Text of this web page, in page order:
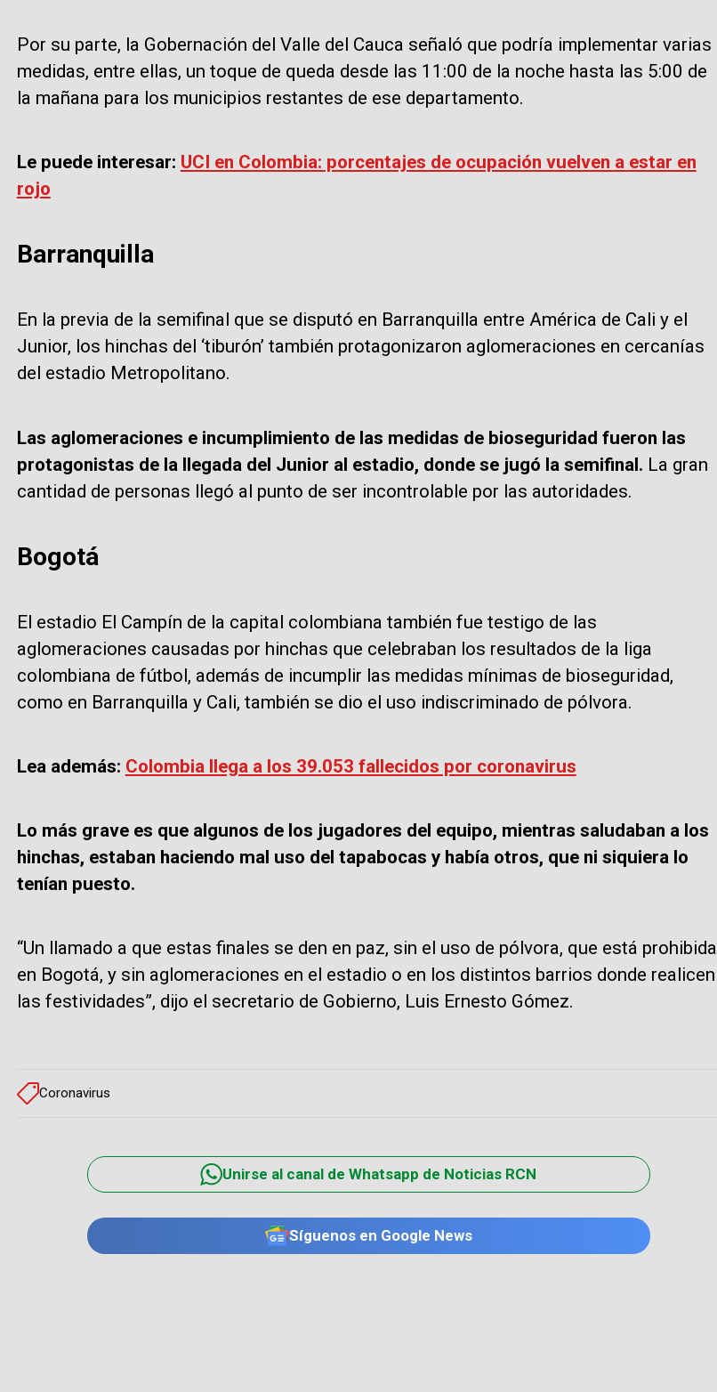
Por su parte, la Gobernación del Valle del Cauca señaló que podría implementar varias
medidas, entre ellas, un toque de queda desde las 11:00 de la noche hasta las 5:00 de
la mañana para los municipios restantes de ese departamento.
Le puede interesar: UCI en Colombia: porcentajes de ocupación vuelven a estar en
rojo
Barranquilla
En la previa de la semifinal que se disputó en Barranquilla entre América de Cali y el
Junior, los hinchas del ‘tiburón’ también protagonizaron aglomeraciones en cercanías
del estadio Metropolitano.
Las aglomeraciones e incumplimiento de las medidas de bioseguridad fueron las
protagonistas de la llegada del Junior al estadio, donde se jugó la semifinal. La gran
cantidad de personas llegó al punto de ser incontrolable por las autoridades.
Bogotá
El estadio El Campín de la capital colombiana también fue testigo de las
aglomeraciones causadas por hinchas que celebraban los resultados de la liga
colombiana de fútbol, además de incumplir las medidas mínimas de bioseguridad,
como en Barranquilla y Cali, también se dio el uso indiscriminado de pólvora.
Lea además: Colombia llega a los 39.053 fallecidos por coronavirus
Lo más grave es que algunos de los jugadores del equipo, mientras saludaban a los
hinchas, estaban haciendo mal uso del tapabocas y había otros, que ni siquiera lo
tenían puesto.
“Un llamado a que estas finales se den en paz, sin el uso de pólvora, que está prohibida
en Bogotá, y sin aglomeraciones en el estadio o en los distintos barrios donde realicen
las festividades”, dijo el secretario de Gobierno, Luis Ernesto Gómez.
Coronavirus
Unirse al canal de Whatsapp de Noticias RCN
Síguenos en Google News